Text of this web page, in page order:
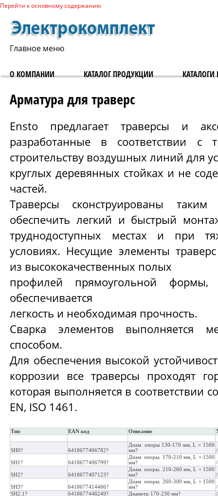
Перейти к основному содержанию
Главное меню
О КОМПАНИИ КАТАЛОГ ПРОДУКЦИИ КАТАЛОГИ
Арматура для траверс
Ensto предлагает траверсы и
разработанные в соответствии с
строительству воздушных линий для
круглых деревянных стойках и не
частей.
Траверсы сконструированы
обеспечить легкий и быстрый
труднодоступных местах и при
условиях. Несущие элементы траверс
из высококачественных полых
профилей прямоугольной формы,
обеспечивается
легкость и необходимая прочность.
Сварка элементов выполняется
способом.
Для обеспечения высокой
коррозии все траверсы проходят
которая выполняется в соответствии
EN, ISO 1461.
Тип EAN код Описание
SH0? 6418677406782?
Диам. опоры 130-170 мм, L = 1500
мм?
SH1? 6418677406799?
Диам. опоры. 170-210 мм, L = 1500
мм?
SH2? 6418677407123?
Диам. опоры. 210-260 мм, L = 1500
мм?
SH3? 6418677414466?
Диам. опоры. 260-300 мм, L = 1500
мм?
SH2.1?
6418677448249? Диаметр 170-230 мм?